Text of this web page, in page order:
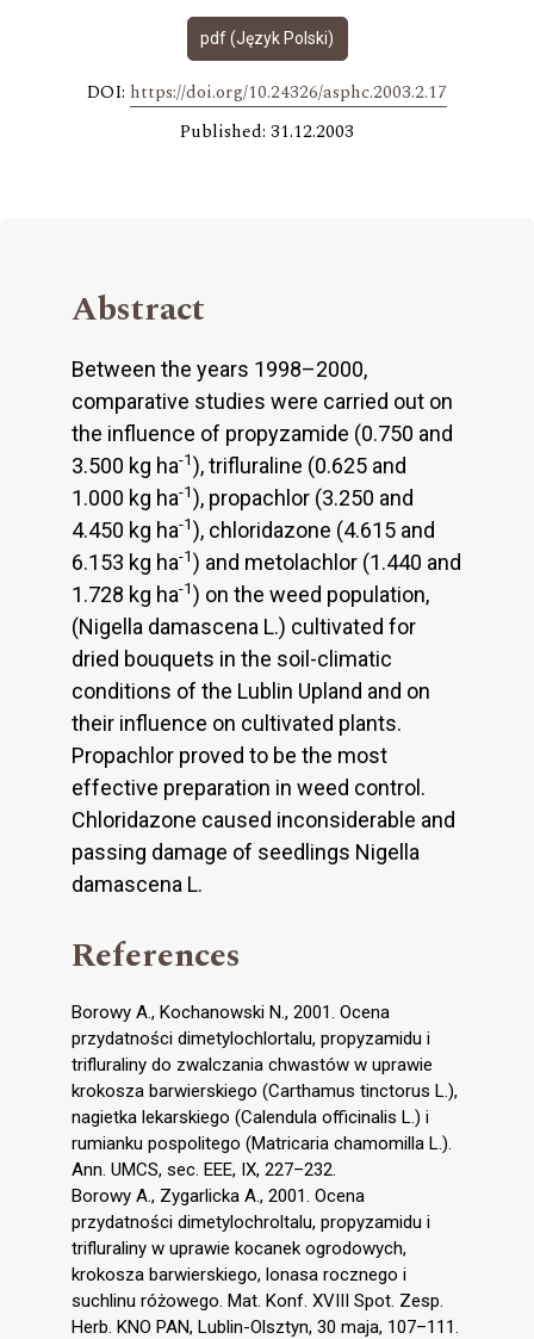
pdf (Język Polski)
DOI: https://doi.org/10.24326/asphc.2003.2.17
Published: 31.12.2003
Abstract
Between the years 1998–2000,
comparative studies were carried out on
the influence of propyzamide (0.750 and
3.500 kg ha-1), trifluraline (0.625 and
1.000 kg ha-1), propachlor (3.250 and
4.450 kg ha-1), chloridazone (4.615 and
6.153 kg ha-1) and metolachlor (1.440 and
1.728 kg ha-1) on the weed population,
(Nigella damascena L.) cultivated for
dried bouquets in the soil-climatic
conditions of the Lublin Upland and on
their influence on cultivated plants.
Propachlor proved to be the most
effective preparation in weed control.
Chloridazone caused inconsiderable and
passing damage of seedlings Nigella
damascena L.
References
Borowy A., Kochanowski N., 2001. Ocena
przydatności dimetylochlortalu, propyzamidu i
trifluraliny do zwalczania chwastów w uprawie
krokosza barwierskiego (Carthamus tinctorus L.),
nagietka lekarskiego (Calendula officinalis L.) i
rumianku pospolitego (Matricaria chamomilla L.).
Ann. UMCS, sec. EEE, IX, 227–232.
Borowy A., Zygarlicka A., 2001. Ocena
przydatności dimetylochroltalu, propyzamidu i
trifluraliny w uprawie kocanek ogrodowych,
krokosza barwierskiego, lonasa rocznego i
suchlinu różowego. Mat. Konf. XVIII Spot. Zesp.
Herb. KNO PAN, Lublin-Olsztyn, 30 maja, 107–111.